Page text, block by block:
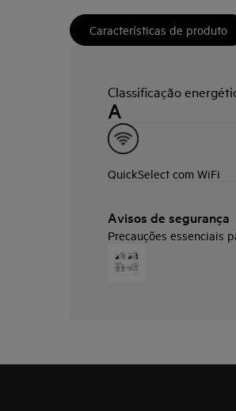
Características de produto
Classificação
A
QuickSelect com WiFi
Avisos de segurança
Precauções essenciais